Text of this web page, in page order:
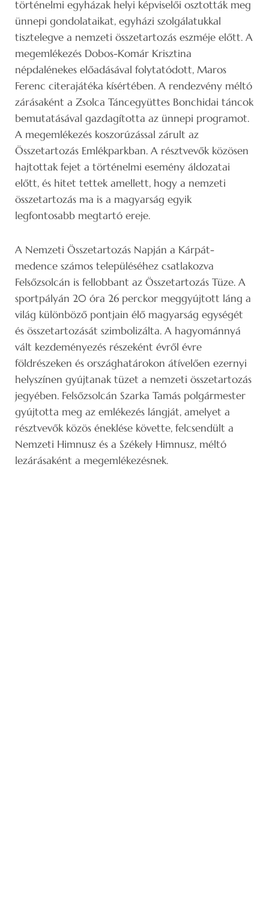
történelmi egyházak helyi képviselői osztották meg
ünnepi gondolataikat, egyházi szolgálatukkal
tisztelegve a nemzeti összetartozás eszméje előtt. A
megemlékezés Dobos-Komár Krisztina
népdalénekes előadásával folytatódott, Maros
Ferenc citerajátéka kísértében. A rendezvény méltó
zárásaként a Zsolca Táncegyüttes Bonchidai táncok
bemutatásával gazdagította az ünnepi programot.
A megemlékezés koszorúzással zárult az
Összetartozás Emlékparkban. A résztvevők közösen
hajtottak fejet a történelmi esemény áldozatai
előtt, és hitet tettek amellett, hogy a nemzeti
összetartozás ma is a magyarság egyik
legfontosabb megtartó ereje.
A Nemzeti Összetartozás Napján a Kárpát-
medence számos településéhez csatlakozva
Felsőzsolcán is fellobbant az Összetartozás Tüze. A
sportpályán 20 óra 26 perckor meggyújtott láng a
világ különböző pontjain élő magyarság egységét
és összetartozását szimbolizálta. A hagyománnyá
vált kezdeményezés részeként évről évre
földrészeken és országhatárokon átívelően ezernyi
helyszínen gyújtanak tüzet a nemzeti összetartozás
jegyében. Felsőzsolcán Szarka Tamás polgármester
gyújtotta meg az emlékezés lángját, amelyet a
résztvevők közös éneklése követte, felcsendült a
Nemzeti Himnusz és a Székely Himnusz, méltó
lezárásaként a megemlékezésnek.